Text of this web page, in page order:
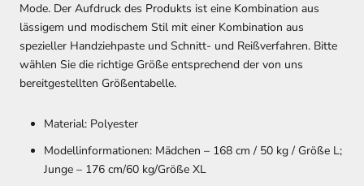
Mode. Der Aufdruck des Produkts ist eine Kombination aus
lässigem und modischem Stil mit einer Kombination aus
spezieller Handziehpaste und Schnitt- und Reißverfahren. Bitte
wählen Sie die richtige Größe entsprechend der von uns
bereitgestellten Größentabelle.
Material: Polyester
Modellinformationen: Mädchen – 168 cm / 50 kg / Größe L;
Junge – 176 cm/60 kg/Größe XL